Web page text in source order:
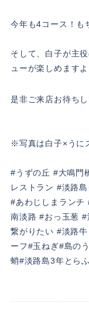
今年も4コース！も
そして、白子が主
ューが楽しめますよ
是非ご来店お待ちし
※写真は白子×うに
#うずの丘 #大鳴門
レストラン #淡路
#あわじしまランチ
南淡路 #おっ玉葱 #
繋がりたい #淡路
ーフ#玉ねぎ#島の
蛸#淡路島3年とら